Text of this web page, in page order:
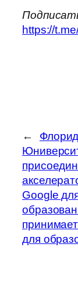
https://
←
Google
для